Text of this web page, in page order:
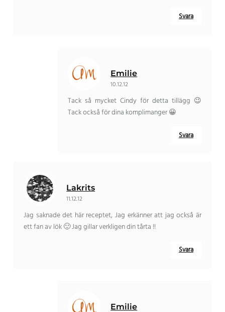
Svara
Emilie
10.12.12
Tack så mycket Cindy för detta tillägg 😉
Tack också för dina komplimanger 😀
Svara
Lakrits
11.12.12
Jag saknade det här receptet, Jag erkänner att jag också är
ett fan av lök 🙂 Jag gillar verkligen din tårta !!
Svara
Emilie